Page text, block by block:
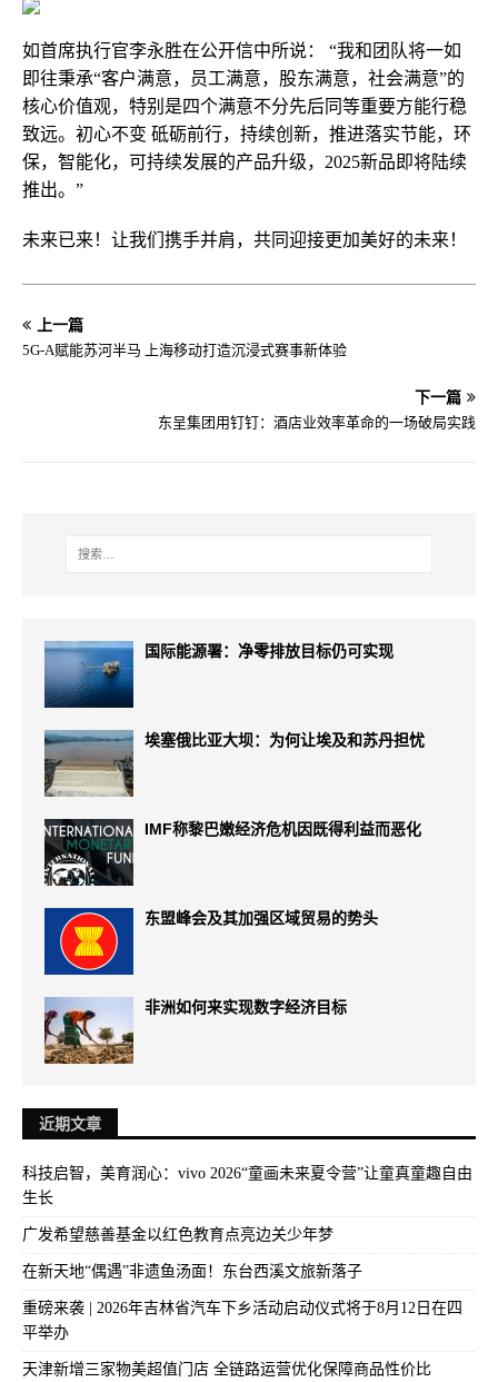
如首席执行官李永胜在公开信中所说： “我和团队将一如
即往秉承“客户满意，员工满意，股东满意，社会满意”的
核心价值观，特别是四个满意不分先后同等重要方能行稳
致远。初心不变 砥砺前行，持续创新，推进落实节能，环
保，智能化，可持续发展的产品升级，2025新品即将陆续
推出。”
未来已来！让我们携手并肩，共同迎接更加美好的未来！
上一篇
5G-A赋能苏河半马 上海移动打造沉浸式赛事新体验
下一篇
东呈集团用钉钉：酒店业效率革命的一场破局实践
国际能源署：净零排放目标仍可实现
埃塞俄比亚大坝：为何让埃及和苏丹担忧
IMF称黎巴嫩经济危机因既得利益而恶化
东盟峰会及其加强区域贸易的势头
非洲如何来实现数字经济目标
近期文章
科技启智，美育润心：vivo 2026“童画未来夏令营”让童真童趣自由
生长
广发希望慈善基金以红色教育点亮边关少年梦
在新天地“偶遇”非遗鱼汤面！东台西溪文旅新落子
重磅来袭 | 2026年吉林省汽车下乡活动启动仪式将于8月12日在四
平举办
天津新增三家物美超值门店 全链路运营优化保障商品性价比